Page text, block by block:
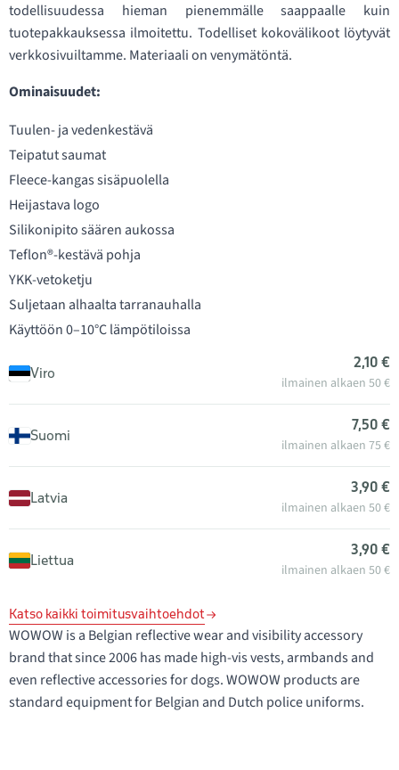
todellisuudessa hieman pienemmälle saappaalle kuin
tuotepakkauksessa ilmoitettu. Todelliset kokovälikoot löytyvät
verkkosivuiltamme. Materiaali on venymätöntä.
Ominaisuudet:
Tuulen- ja vedenkestävä
Teipatut saumat
Fleece-kangas sisäpuolella
Heijastava logo
Silikonipito säären aukossa
Teflon®-kestävä pohja
YKK-vetoketju
Suljetaan alhaalta tarranauhalla
Käyttöön 0–10°C lämpötiloissa
Viro
2,10 €
ilmainen alkaen 50 €
Suomi
7,50 €
ilmainen alkaen 75 €
Latvia
3,90 €
ilmainen alkaen 50 €
Liettua
3,90 €
ilmainen alkaen 50 €
Katso kaikki toimitusvaihtoehdot
WOWOW is a Belgian reflective wear and visibility accessory
brand that since 2006 has made high-vis vests, armbands and
even reflective accessories for dogs. WOWOW products are
standard equipment for Belgian and Dutch police uniforms.